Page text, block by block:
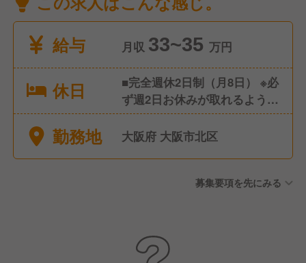
給与
月収 33~35 万円
休日
■完全週休2日制（⽉8⽇） ※必
ず週2⽇お休みが取れるように
しています。 ※公休の日数に
より給料の変動があります。
勤務地 大阪府 大阪市北区
募集要項を先にみる